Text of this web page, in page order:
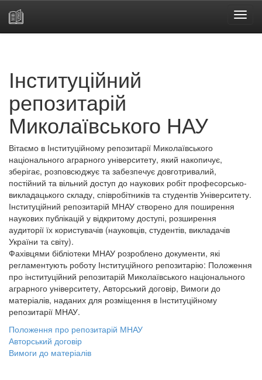
Інституційний
репозитарій
Миколаївського НАУ
Вітаємо в Інституційному репозитарії Миколаївського
національного аграрного університету, який накопичує,
зберігає, розповсюджує та забезпечує довготривалий,
постійний та вільний доступ до наукових робіт професорсько-
викладацького складу, співробітників та студентів Університету.
Інституційний репозитарій МНАУ створено для поширення
наукових публікацій у відкритому доступі, розширення
аудиторії їх користувачів (науковців, студентів, викладачів
України та світу).
Фахівцями бібліотеки МНАУ розроблено документи, які
регламентують роботу Інституційного репозитарію: Положення
про інституційний репозитарій Миколаївського національного
аграрного університету, Авторський договір, Вимоги до
матеріалів, наданих для розміщення в Інституційному
репозитарії МНАУ.
Положення про репозитарій МНАУ
Авторський договір
Вимоги до матеріалів